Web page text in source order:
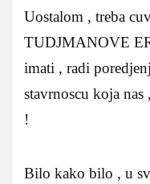
Uostalom , treba
TUDJMANOVE
imati , radi
stavrnoscu koja
!
Bilo kako bilo , u